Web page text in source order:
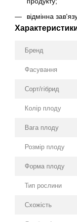
відмінна
Бренд
Фасування
Сорт/гібрид
Колір плоду
Вага плоду
Розмір плоду
Форма плоду
Тип рослини
Схожість